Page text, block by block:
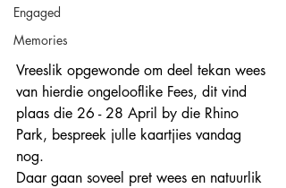
Engaged
Memories
Vreeslik opgewonde om deel tekan wees
van hierdie ongelooflike Fees, dit vind
plaas die 26 - 28 April by die Rhino
Park, bespreek julle kaartjies vandag
nog.
Daar gaan soveel pret wees en natuurlik